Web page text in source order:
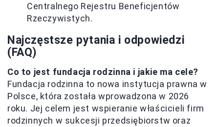
Centralnego Rejestru Beneficjentów
Rzeczywistych.
Najczęstsze pytania i odpowiedzi
(FAQ)
Co to jest fundacja rodzinna i jakie ma cele?
Fundacja rodzinna to nowa instytucja prawna w
Polsce, która została wprowadzona w 2026
roku. Jej celem jest wspieranie właścicieli firm
rodzinnych w sukcesji przedsiębiorstw oraz